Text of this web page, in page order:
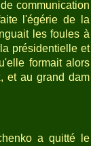
communication
l'égérie de la
les foules à
présidentielle et
formait alors
et au grand dam
a quitté le